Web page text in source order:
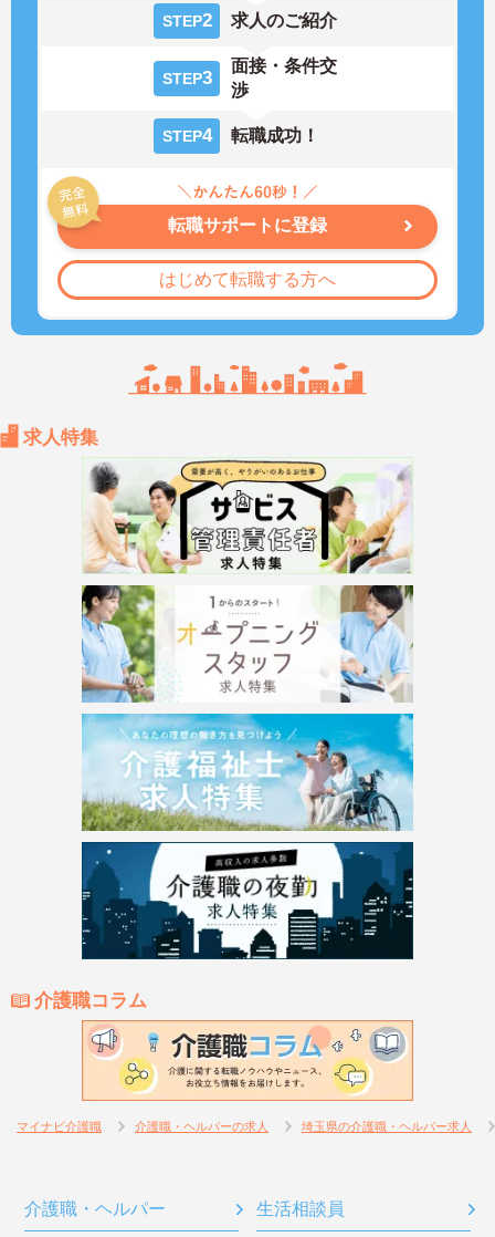
STEP2 求人のご紹介
STEP3
面接・条件交
渉
STEP4 転職成功！
転職サポートに登録
はじめて転職する方へ
求人特集
介護職コラム
マイナビ介護職 介護職・ヘルパーの求人 埼玉県の介護職・ヘルパー求人
介護職・ヘルパー 生活相談員